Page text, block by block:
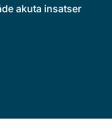
akuta insatser